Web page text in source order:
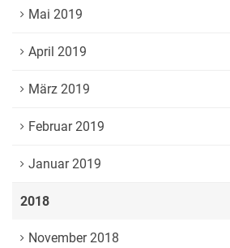
Mai 2019
April 2019
März 2019
Februar 2019
Januar 2019
2018
November 2018